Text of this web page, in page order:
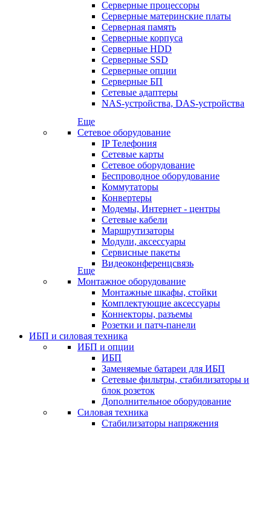
Серверные процессоры
Серверные материнские платы
Серверная память
Серверные корпуса
Серверные HDD
Серверные SSD
Серверные опции
Серверные БП
Сетевые адаптеры
NAS-устройства, DAS-устройства
Еще
Сетевое оборудование
IP Телефония
Сетевые карты
Сетевое оборудование
Беспроводное оборудование
Коммутаторы
Конвертеры
Модемы, Интернет - центры
Сетевые кабели
Маршрутизаторы
Модули, аксессуары
Сервисные пакеты
Видеоконференцсвязь
Еще
Монтажное оборудование
Монтажные шкафы, стойки
Комплектующие аксессуары
Коннекторы, разъемы
Розетки и патч-панели
ИБП и силовая техника
ИБП и опции
ИБП
Заменяемые батареи для ИБП
Сетевые фильтры, стабилизаторы и
блок розеток
Дополнительное оборудование
Силовая техника
Стабилизаторы напряжения